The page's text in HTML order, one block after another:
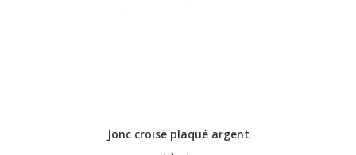
Jonc croisé plaqué argent